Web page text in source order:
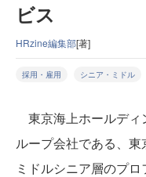
ビス
HRzine編集部[著]
採用・雇用 シニア・ミドル
東京海上ホールディ
ループ会社である、東
ミドルシニア層のプ